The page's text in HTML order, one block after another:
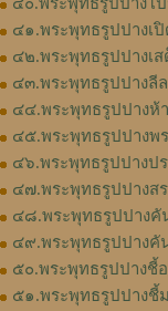
๔๑.พระพุทธรูปปางเปิ
๔๒.พระพุทธรูปปางเ
๔๓.พระพุทธรูปปางลี
๔๔.พระพุทธรูปปางห้
๔๕.พระพุทธรูปปางพ
๔๖.พระพุทธรูปปางป
๔๗.พระพุทธรูปปางส
๔๘.พระพุทธรูปปางคั
๔๙.พระพุทธรูปปางคั
๕๐.พระพุทธรูปปางชี้
๕๑.พระพุทธรูปปางชี้